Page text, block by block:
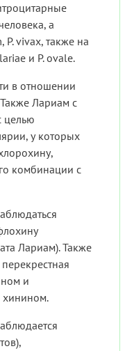
а
vivax, также на
и P. ovale.
в отношении
Лариам с
целью
у которых
комбинации с
Лариам). Также
и
хинином.